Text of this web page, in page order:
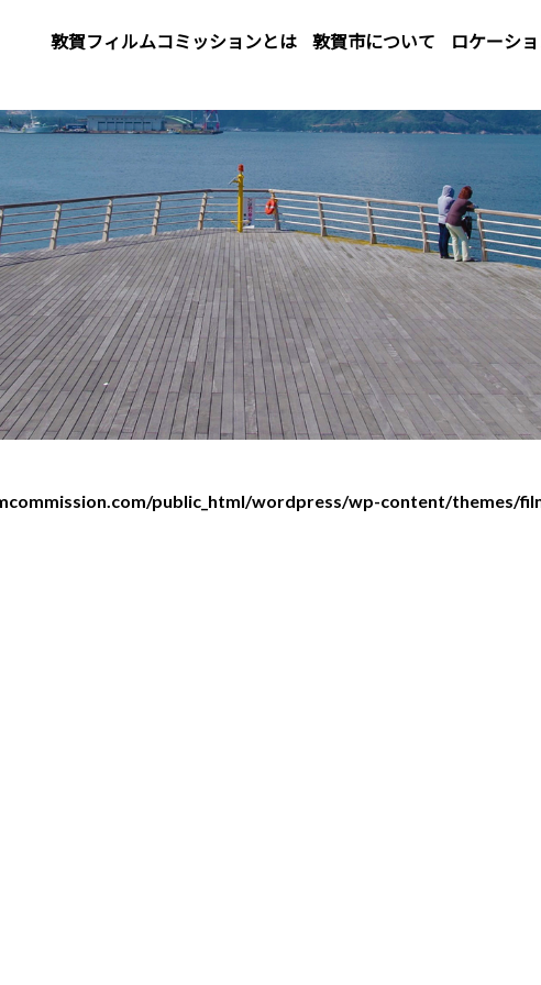
敦賀フィルムコミッションとは 敦賀市について ロケーシ
public_html/wordpress/wp-content/themes/